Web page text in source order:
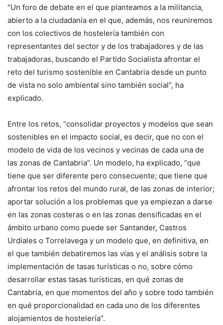
“Un foro de debate en el que planteamos a la militancia,
abierto a la ciudadanía en el que, además, nos reuniremos
con los colectivos de hostelería también con
representantes del sector y de los trabajadores y de las
trabajadoras, buscando el Partido Socialista afrontar el
reto del turismo sostenible en Cantabria desde un punto
de vista no solo ambiental sino también social”, ha
explicado.
Entre los retos, “consolidar proyectos y modelos que sean
sostenibles en el impacto social, es decir, que no con el
modelo de vida de los vecinos y vecinas de cada una de
las zonas de Cantabria”. Un modelo, ha explicado, “que
tiene que ser diferente pero consecuente; que tiene que
afrontar los retos del mundo rural, de las zonas de interior;
aportar solución a los problemas que ya empiezan a darse
en las zonas costeras o en las zonas densificadas en el
ámbito urbano como puede ser Santander, Castros
Urdiales o Torrelavega y un modelo que, en definitiva, en
el que también debatiremos las vías y el análisis sobre la
implementación de tasas turísticas o no, sobre cómo
desarrollar estas tasas turísticas, en qué zonas de
Cantabria, en que momentos del año y sobre todo también
en qué proporcionalidad en cada uno de los diferentes
alojamientos de hostelería”.